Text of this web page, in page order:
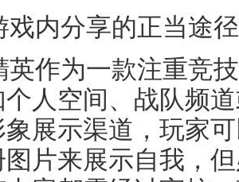
戏内分享的正当途径
英作为一款注重竞
人空间、战队频
展示渠道，玩家
片来展示自我，